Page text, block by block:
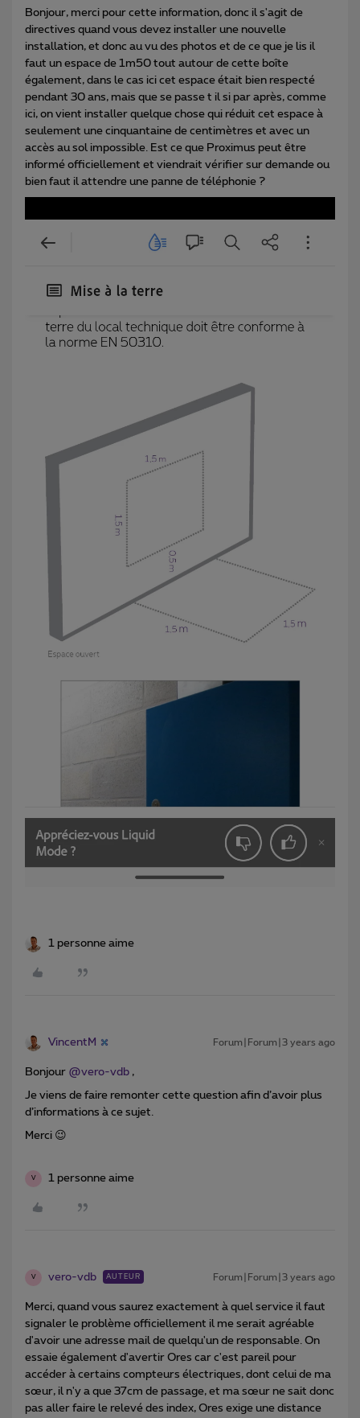
Bonjour, merci pour cette information, donc il s'agit de
directives quand vous devez installer une nouvelle
installation, et donc au vu des photos et de ce que je lis il
faut un espace de 1m50 tout autour de cette boîte
également, dans le cas ici cet espace était bien respecté
pendant 30 ans, mais que se passe t il si par après, comme
ici, on vient installer quelque chose qui réduit cet espace à
seulement une cinquantaine de centimètres et avec un
accès au sol impossible. Est ce que Proximus peut être
informé officiellement et viendrait vérifier sur demande ou
bien faut il attendre une panne de téléphonie ?
1 personne aime
VincentM Forum|Forum|3 years ago
Bonjour @vero-vdb ,
Je viens de faire remonter cette question afin d’avoir plus
d’informations à ce sujet.
Merci 😉
V 1 personne aime
V vero-vdb AUTEUR Forum|Forum|3 years ago
Merci, quand vous saurez exactement à quel service il faut
signaler le problème officiellement il me serait agréable
d'avoir une adresse mail de quelqu'un de responsable. On
essaie également d'avertir Ores car c'est pareil pour
accéder à certains compteurs électriques, dont celui de ma
sœur, il n'y a que 37cm de passage, et ma sœur ne sait donc
pas aller faire le relevé des index, Ores exige une distance